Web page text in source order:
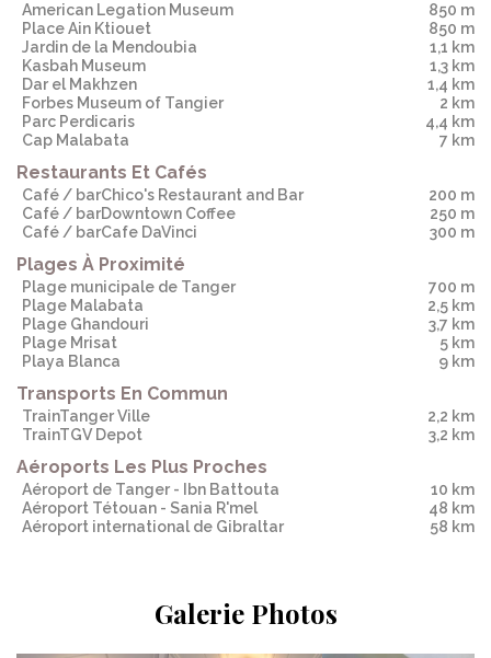
American Legation Museum
850 m
Place Ain Ktiouet
850 m
Jardin de la Mendoubia
1,1 km
Kasbah Museum
1,3 km
Dar el Makhzen
1,4 km
Forbes Museum of Tangier
2 km
Parc Perdicaris
4,4 km
Cap Malabata
7 km
Restaurants Et Cafés
Café / barChico's Restaurant and Bar
200 m
Café / barDowntown Coffee
250 m
Café / barCafe DaVinci
300 m
Plages À Proximité
Plage municipale de Tanger
700 m
Plage Malabata
2,5 km
Plage Ghandouri
3,7 km
Plage Mrisat
5 km
Playa Blanca
9 km
Transports En Commun
TrainTanger Ville
2,2 km
TrainTGV Depot
3,2 km
Aéroports Les Plus Proches
Aéroport de Tanger - Ibn Battouta
10 km
Aéroport Tétouan - Sania R'mel
48 km
Aéroport international de Gibraltar
58 km
Galerie Photos